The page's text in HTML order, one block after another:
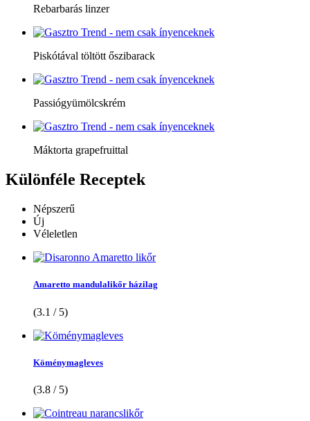
Rebarbarás linzer
Piskótával töltött őszibarack
Passiógyümölcskrém
Máktorta grapefruittal
Különféle Receptek
Népszerű
Új
Véleletlen
Amaretto mandulalikőr házilag
(3.1 / 5)
Köménymagleves
(3.8 / 5)